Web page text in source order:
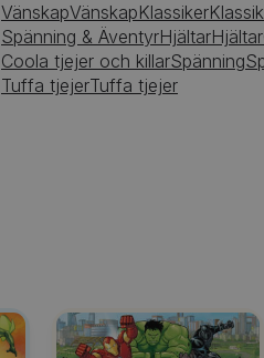
VänskapVänskapKlassiker
Spänning & ÄventyrHjältarHjältar
Coola tjejer och killarSpänning
Tuffa tjejerTuffa tjejer